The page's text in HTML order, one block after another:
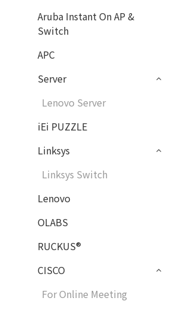
Aruba Instant On AP &
Switch
APC
Server
Lenovo Server
iEi PUZZLE
Linksys
Linksys Switch
Lenovo
OLABS
RUCKUS®
CISCO
For Online Meeting